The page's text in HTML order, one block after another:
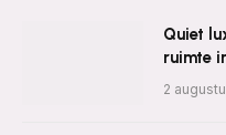
Quiet
ruimte
2